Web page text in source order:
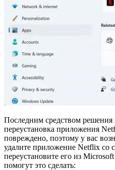
Последним средством решения
переустановка приложения
повреждено, поэтому у вас
удалите приложение Netflix со
переустановите его из
помогут это сделать: